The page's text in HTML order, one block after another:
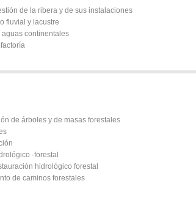
de la ribera y de sus instalaciones
fluvial y lacustre
continentales
de árboles y de masas forestales
-forestal
hidrológico forestal
de caminos forestales